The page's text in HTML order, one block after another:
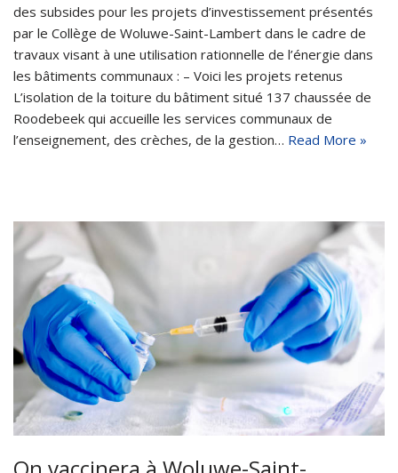
des subsides pour les projets d’investissement présentés
par le Collège de Woluwe-Saint-Lambert dans le cadre de
travaux visant à une utilisation rationnelle de l’énergie dans
les bâtiments communaux : – Voici les projets retenus
L’isolation de la toiture du bâtiment situé 137 chaussée de
Roodebeek qui accueille les services communaux de
l’enseignement, des crèches, de la gestion… Read More »